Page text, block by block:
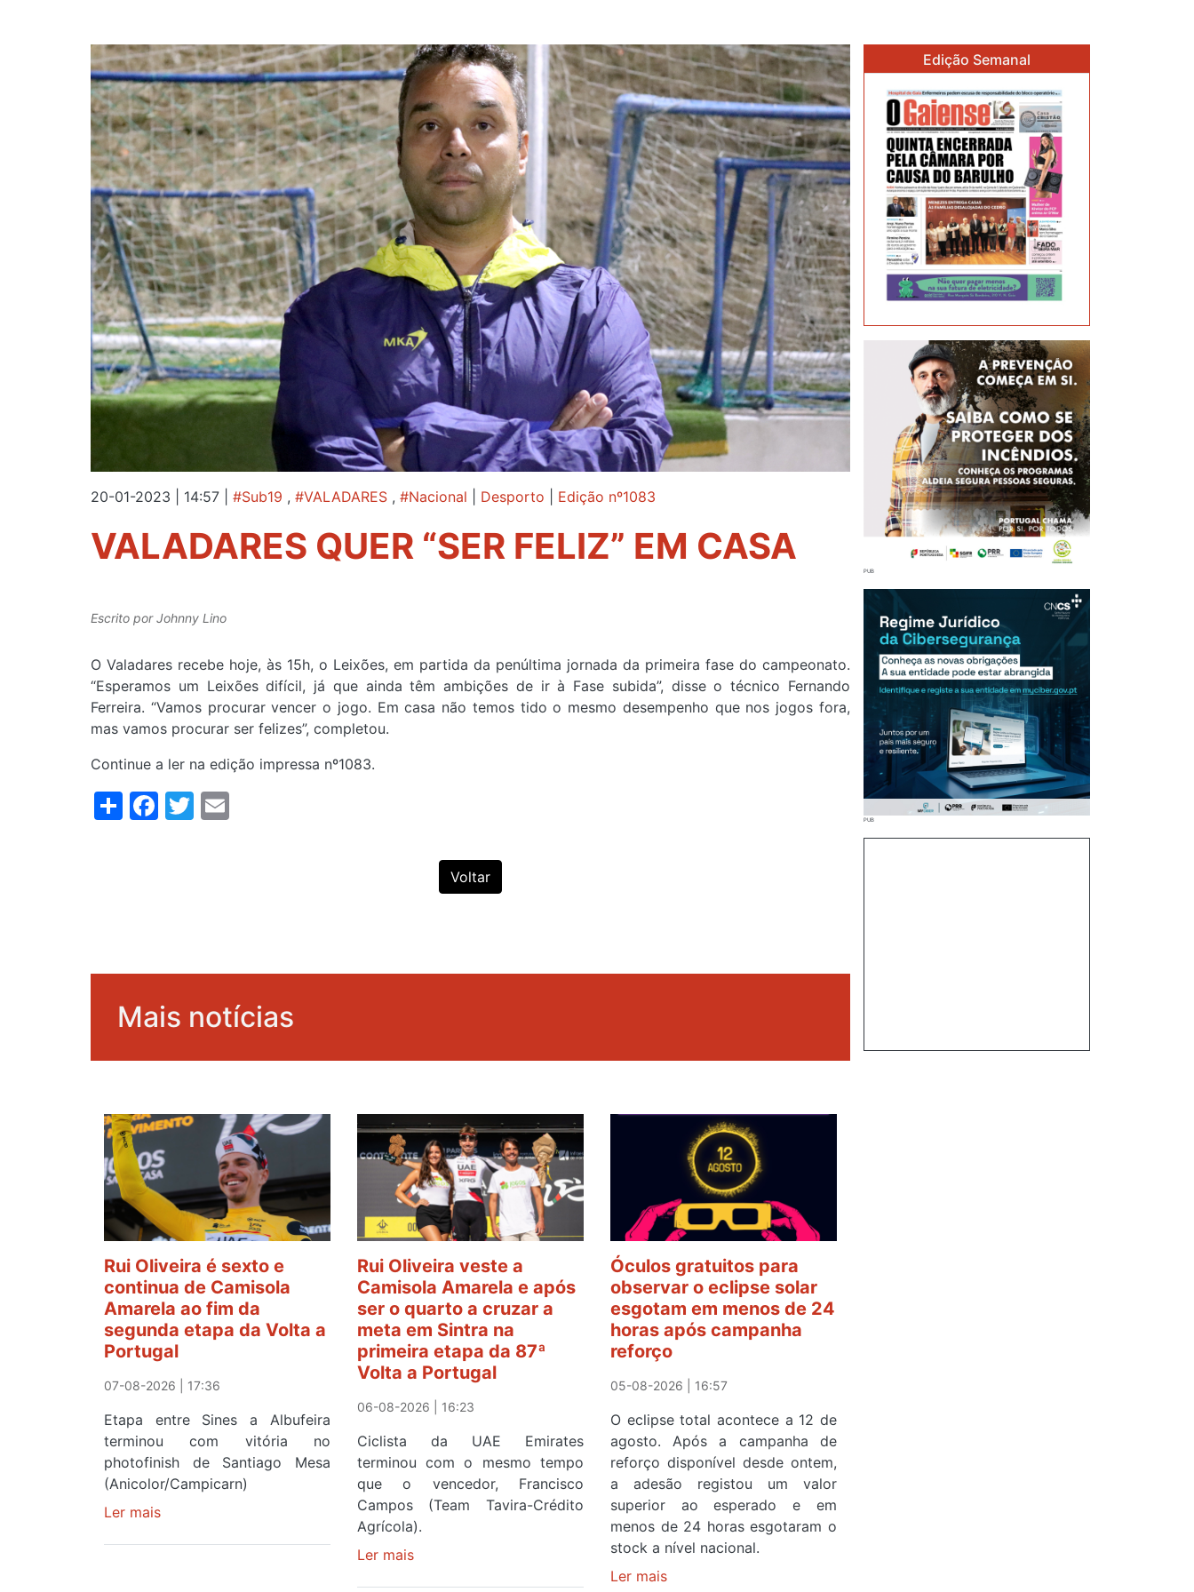
20-01-2023 | 14:57 #Sub19 , #VALADARES , #Nacional Desporto Edição nº1083
VALADARES QUER “SER FELIZ” EM CASA
Escrito porJohnny Lino
O Valadares recebe hoje, às 15h, o Leixões, em partida da penúltima jornada da primeira fase do campeonato.
“Esperamos um Leixões difícil, já que ainda têm ambições de ir à Fase subida”, disse o técnico Fernando
Ferreira. “Vamos procurar vencer o jogo. Em casa não temos tido o mesmo desempenho que nos jogos fora,
mas vamos procurar ser felizes”, completou.
Continue a ler na edição impressa nº1083.
ShareFacebook
Twitter
Voltar
Mais notícias
Rui Oliveira é sexto e
continua de Camisola
Amarela ao fim da
segunda etapa da Volta a
Portugal
07-08-2026 | 17:36
Etapa entre Sines a Albufeira
terminou com vitória no
photofinish de Santiago Mesa
(Anicolor/Campicarn)
Ler mais
Rui Oliveira veste a
Camisola Amarela e após
ser o quarto a cruzar a
meta em Sintra na
primeira etapa da 87ª
Volta a Portugal
06-08-2026 | 16:23
Ciclista da UAE Emirates
terminou com o mesmo tempo
que o vencedor, Francisco
Campos (Team Tavira-Crédito
Agrícola).
Ler maissobre
Óculos gratuitos para
observar o eclipse solar
esgotam em menos de 24
horas após campanha
reforço
05-08-2026 | 16:57
O eclipse total acontece a 12 de
agosto. Após a campanha de
reforço disponível desde ontem,
a adesão registou um valor
superior ao esperado e em
menos de 24 horas esgotaram o
stock a nível nacional.
Ler maissobre
Edição Semanal